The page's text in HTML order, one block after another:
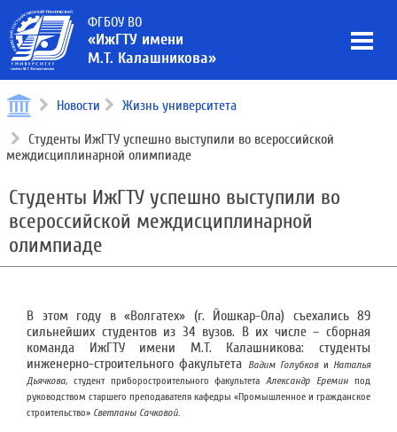
ФГБОУ ВО
«ИжГТУ имени
М.Т. Калашникова»
Новости Жизнь университета
Студенты ИжГТУ успешно выступили во всероссийской
междисциплинарной олимпиаде
Студенты ИжГТУ успешно выступили во
всероссийской междисциплинарной
олимпиаде
В этом году в «Волгатех» (г. Йошкар-Ола) съехались 89
сильнейших студентов из 34 вузов. В их числе – сборная
команда ИжГТУ имени М.Т. Калашникова: студенты
инженерно-строительного факультета Вадим Голубкови Наталья
Дьячкова, студент приборостроительного факультетаАлександр Еремин под
руководством старшего преподавателя кафедры «Промышленное и гражданское
строительство» Светланы Сачковой.